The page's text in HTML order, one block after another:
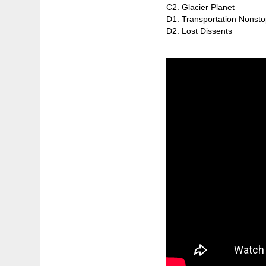
C2. Glacier Planet
D1. Transportation
D2. Lost Dissents